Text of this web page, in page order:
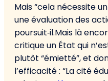
Mais “cela nécessite
une évaluation des
poursuit‑il.Mais là
critique un État qui
plutôt “émietté”, et
l’efficacité : “La cité